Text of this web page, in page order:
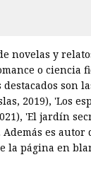
novelas y
o
son
2019), 'Los
'El jardín
es
página en